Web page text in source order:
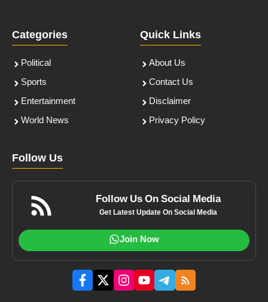
Categories
Political
Sports
Entertainment
World News
Quick Links
About Us
Contact Us
Disclaimer
Privacy Policy
Follow Us
Follow Us On Social Media
Get Latest Update On Social Media
Join Now